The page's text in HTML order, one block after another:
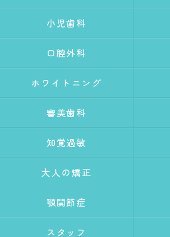
小児歯科
口腔外科
ホワイトニング
審美歯科
知覚過敏
大人の矯正
顎関節症
スタッフ